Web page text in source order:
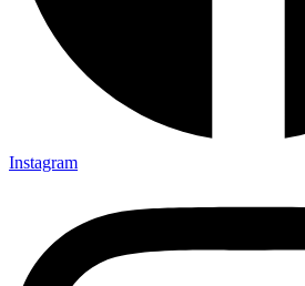
Instagram